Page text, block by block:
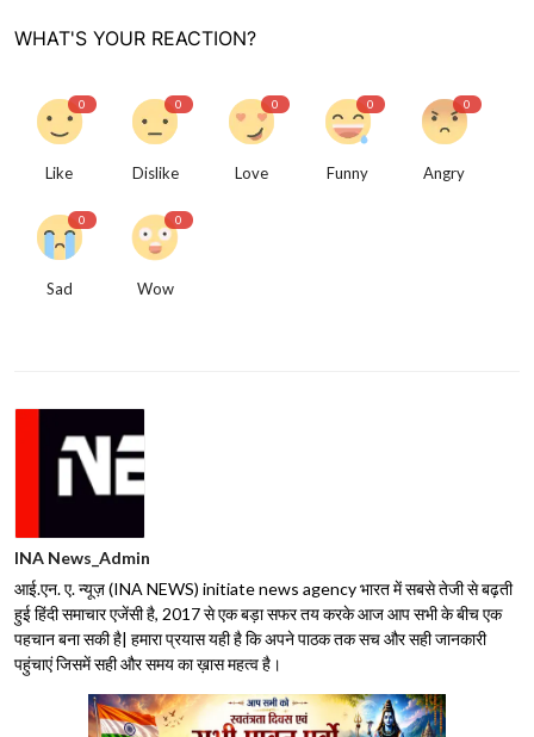
WHAT'S YOUR REACTION?
0
Like
0
Dislike
0
Love
0
Funny
0
Angry
0
Sad
0
Wow
INA News_Admin
आई.एन. ए. न्यूज़ (INA NEWS) initiate news agency भारत में सबसे तेजी से बढ़ती
हुई हिंदी समाचार एजेंसी है, 2017 से एक बड़ा सफर तय करके आज आप सभी के बीच एक
पहचान बना सकी है| हमारा प्रयास यही है कि अपने पाठक तक सच और सही जानकारी
पहुंचाएं जिसमें सही और समय का ख़ास महत्व है।